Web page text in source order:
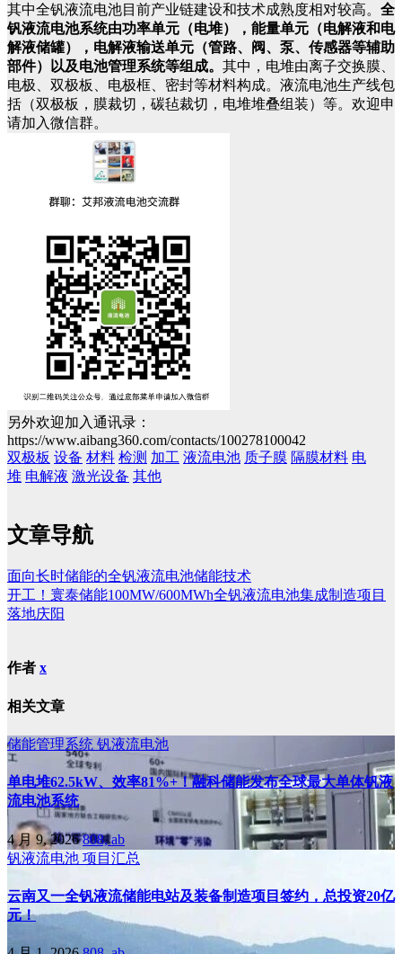
其中全钒液流电池目前产业链建设和技术成熟度相对较高。 全
钒液流电池系统由功率单元（电堆），能量单元（电解液和电
解液储罐），电解液输送单元（管路、阀、泵、传感器等辅助
部件）以及电池管理系统等组成。 其中，电堆由离子交换膜、
电极、双极板、电极框、密封等材料构成。液流电池生产线包
括（双极板，膜裁切，碳毡裁切，电堆堆叠组装）等。欢迎申
请加入微信群。
另外欢迎加入通讯录：
https://www.aibang360.com/contacts/100278100042
双极板 设备 材料 检测 加工 液流电池 质子膜 隔膜材料 电
堆 电解液 激光设备 其他
文章导航
面向长时储能的全钒液流电池储能技术
开工！寰泰储能100MW/600MWh全钒液流电池集成制造项目
落地庆阳
作者 x
相关文章
储能管理系统 钒液流电池
单电堆62.5kW、效率81%+！融科储能发布全球最大单体钒液
流电池系统
4 月 9, 2026808, ab
钒液流电池 项目汇总
云南又一全钒液流储能电站及装备制造项目签约，总投资20亿
元！